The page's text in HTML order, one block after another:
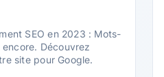
SEO en 2023 : Mots-
Découvrez
site pour Google.